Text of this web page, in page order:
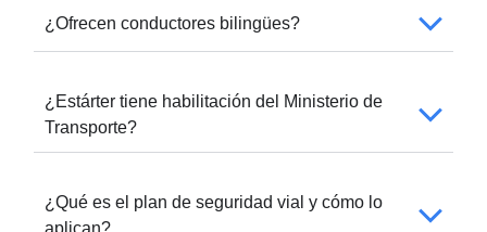
¿Ofrecen conductores bilingües?
¿Estárter tiene habilitación del Ministerio de
Transporte?
¿Qué es el plan de seguridad vial y cómo lo
aplican?